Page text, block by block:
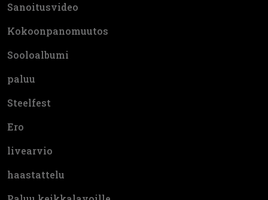
Sanoitusvideo
Kokoonpanomuutos
Sooloalbumi
paluu
Steelfest
Ero
livearvio
haastattelu